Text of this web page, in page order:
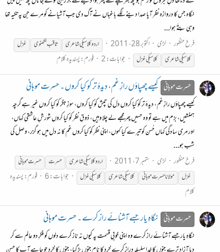
نگاہ جس کا دروازہ نظر آیا صدا دینے لگے باغباں نے آگ دی جب آشیانے کو مرے جن پہ تکیہ تھا
وہی پتّے ہوا...
فرخ منظور لڑی اکتوبر 28، 2011 اردوکلاسیکیشاعری ثاقب لکھنوی
غزل
کلاسیکیشاعری کلاسیکیغزل جوابات: 2 فورم:پسندیدہ کلام
حسرت موہانی کیسے چھپاؤں رازِ غم، دیدۂ تر کو کیا کروں ۔ حسرت موہانی
کیسے چھپاؤں رازِ غم، دیدۂ تر کو کیا کروں دل کی تپش کو کیا کروں، سوزِ جگر کو کیا کروں غیر ہے گرچہ
ہمنشیں، بزم میں ہے تو وہ حسیں پھر مجھے لے چلا وہیں، ذوقِ نظر کو کیا کروں شورشِ‌ عاشقی کہاں،
اور مری سادگی کہاں حُسن کو تیرے کیا کہوں، اپنی نظر کو کیا کروں غم کا نہ دل میں‌ ہو گزر، وصل کی
شب ہو...
فرخ منظور لڑی ستمبر 7، 2011 اردوکلاسیکیشاعری حسرت
حسرت موہانی
غزل
مولانا حسرت موہانی کلاسیکیشاعری کلاسیکیغزل جوابات: 6 فورم:پسندیدہ
کلام
حسرت موہانی نگاہِ یار جسے آشنائے راز کرے ۔ حسرت موہانی
نگاہِ یار جسے آشنائے راز کرے وہ اپنی خوبیِ قسمت پہ کیوں نہ ناز کرے دلوں کو فکرِ دو عالم سے کر